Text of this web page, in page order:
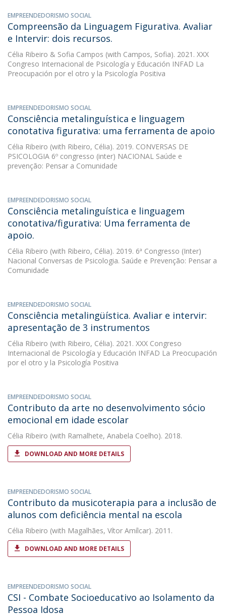
EMPREENDEDORISMO SOCIAL
Compreensão da Linguagem Figurativa. Avaliar
e Intervir: dois recursos.
Célia Ribeiro & Sofia Campos (with Campos, Sofia). 2021. XXX
Congreso Internacional de Psicología y Educación INFAD La
Preocupación por el otro y la Psicología Positiva
EMPREENDEDORISMO SOCIAL
Consciência metalinguística e linguagem
conotativa figurativa: uma ferramenta de apoio
Célia Ribeiro (with Ribeiro, Célia). 2019. CONVERSAS DE
PSICOLOGIA 6º congresso (inter) NACIONAL Saúde e
prevenção: Pensar a Comunidade
EMPREENDEDORISMO SOCIAL
Consciência metalinguística e linguagem
conotativa/figurativa: Uma ferramenta de
apoio.
Célia Ribeiro (with Ribeiro, Célia). 2019. 6ª Congresso (Inter)
Nacional Conversas de Psicologia. Saúde e Prevenção: Pensar a
Comunidade
EMPREENDEDORISMO SOCIAL
Consciência metalingüística. Avaliar e intervir:
apresentação de 3 instrumentos
Célia Ribeiro (with Ribeiro, Célia). 2021. XXX Congreso
Internacional de Psicología y Educación INFAD La Preocupación
por el otro y la Psicología Positiva
EMPREENDEDORISMO SOCIAL
Contributo da arte no desenvolvimento sócio
emocional em idade escolar
Célia Ribeiro (with Ramalhete, Anabela Coelho). 2018.
DOWNLOAD AND MORE DETAILS
EMPREENDEDORISMO SOCIAL
Contributo da musicoterapia para a inclusão de
alunos com deficiência mental na escola
Célia Ribeiro (with Magalhães, Vítor Amílcar). 2011.
DOWNLOAD AND MORE DETAILS
EMPREENDEDORISMO SOCIAL
CSI - Combate Socioeducativo ao Isolamento da
Pessoa Idosa